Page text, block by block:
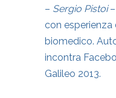
– Sergio Pistoi–
con esperienza
biomedico.
incontra
Galileo 2013.